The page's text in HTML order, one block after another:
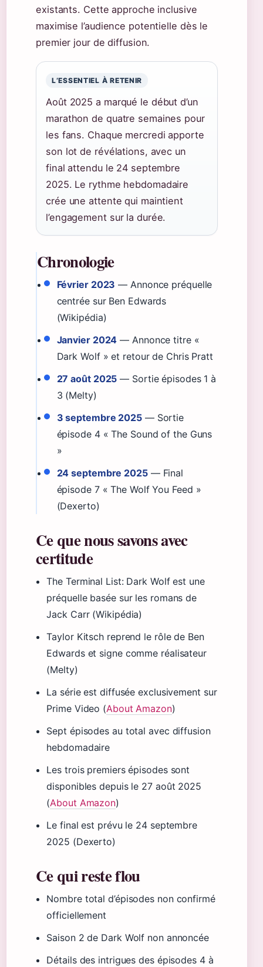
existants. Cette approche inclusive
maximise l’audience potentielle dès le
premier jour de diffusion.
L’ESSENTIEL À RETENIR
Août 2025 a marqué le début d’un
marathon de quatre semaines pour
les fans. Chaque mercredi apporte
son lot de révélations, avec un
final attendu le 24 septembre
2025. Le rythme hebdomadaire
crée une attente qui maintient
l’engagement sur la durée.
Chronologie
Février 2023 — Annonce préquelle
centrée sur Ben Edwards
(Wikipédia)
Janvier 2024 — Annonce titre «
Dark Wolf » et retour de Chris Pratt
27 août 2025 — Sortie épisodes 1 à
3 (Melty)
3 septembre 2025— Sortie
épisode 4 « The Sound of the Guns
»
24 septembre 2025— Final
épisode 7 « The Wolf You Feed »
(Dexerto)
Ce que nous savons avec
certitude
The Terminal List: Dark Wolf est une
préquelle basée sur les romans de
Jack Carr (Wikipédia)
Taylor Kitsch reprend le rôle de Ben
Edwards et signe comme réalisateur
(Melty)
La série est diffusée exclusivement sur
Prime Video (About Amazon)
Sept épisodes au total avec diffusion
hebdomadaire
Les trois premiers épisodes sont
disponibles depuis le 27 août 2025
(About Amazon)
Le final est prévu le 24 septembre
2025 (Dexerto)
Ce qui reste flou
Nombre total d’épisodes non confirmé
officiellement
Saison 2 de Dark Wolf non annoncée
Détails des intrigues des épisodes 4 à